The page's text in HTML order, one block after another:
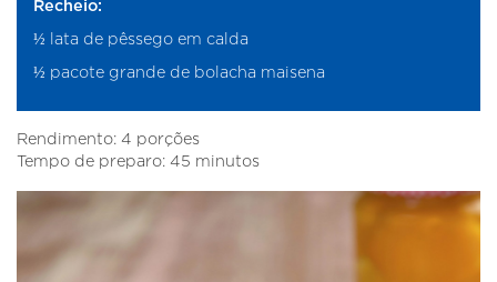
Recheio:
½ lata de pêssego em calda
½ pacote grande de bolacha maisena
Rendimento: 4 porções
Tempo de preparo: 45 minutos